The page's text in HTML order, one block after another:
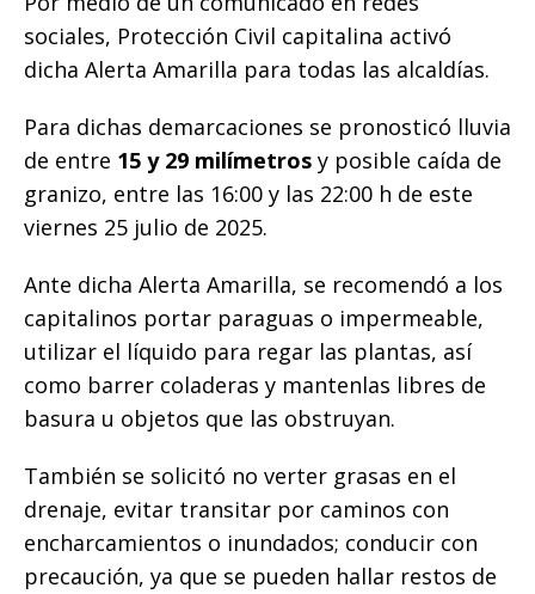
sociales, Protección Civil capitalina activó
dicha Alerta Amarilla para todas las alcaldías.
Para dichas demarcaciones se pronosticó lluvia
de entre 15 y 29 milímetros y posible caída de
granizo, entre las 16:00 y las 22:00 h de este
viernes 25 julio de 2025.
Ante dicha Alerta Amarilla, se recomendó a los
capitalinos portar paraguas o impermeable,
utilizar el líquido para regar las plantas, así
como barrer coladeras y mantenlas libres de
basura u objetos que las obstruyan.
También se solicitó no verter grasas en el
drenaje, evitar transitar por caminos con
encharcamientos o inundados; conducir con
precaución, ya que se pueden hallar restos de